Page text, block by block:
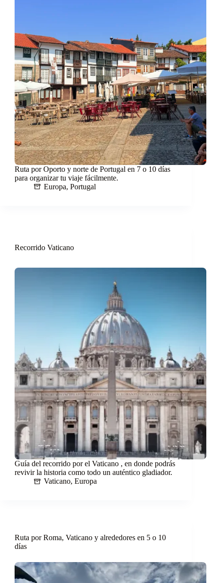
Ruta por Oporto y norte de Portugal en 7 o 10 días
para organizar tu viaje fácilmente.
Europa, Portugal
Recorrido Vaticano
Guía del recorrido por el Vaticano , en donde podrás
revivir la historia como todo un auténtico gladiador.
Vaticano, Europa
Ruta por Roma, Vaticano y alrededores en 5 o 10
días